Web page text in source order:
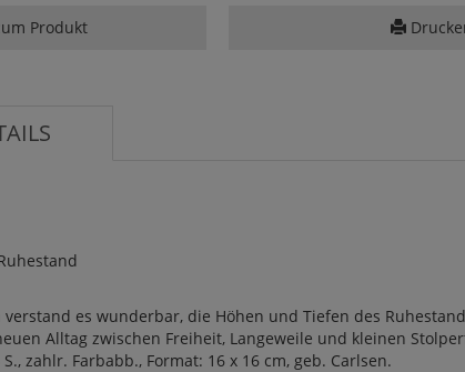
Produkt
verstand es wunderbar, die Höhen und Tiefen des
Alltag zwischen Freiheit, Langeweile und kleinen
zahlr. Farbabb., Format: 16 x 16 cm, geb. Carlsen.